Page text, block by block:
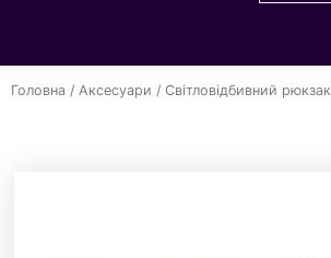
Головна / Аксесуари / Світловідбивний рюкзак